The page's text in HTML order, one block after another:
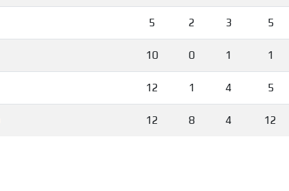
5 2 3 5
10 0 1 1
12 1 4 5
12 8 4 12